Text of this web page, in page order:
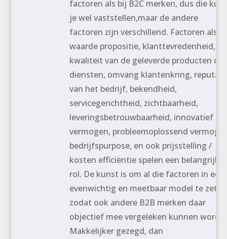
factoren als bij B2C merken, dus die kun
je wel vaststellen,maar de andere
factoren zijn verschillend. Factoren als
waarde propositie, klanttevredenheid,
kwaliteit van de geleverde producten of
diensten, omvang klantenkring,
van het bedrijf, bekendheid,
servicegerichtheid, zichtbaarheid,
leveringsbetrouwbaarheid, innovatief
vermogen, probleemoplossend
bedrijfspurpose, en ook prijsstelling /
kosten efficiëntie spelen een belangrijke
rol. De kunst is om al die factoren in een
evenwichtig en meetbaar model te
zodat ook andere B2B merken daar
objectief mee vergeleken kunnen
Makkelijker gezegd, dan